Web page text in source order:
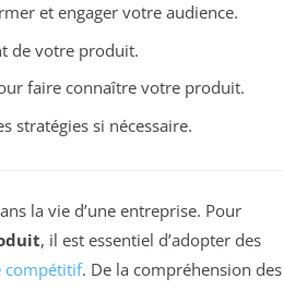
et engager votre audience.
de votre produit.
faire connaître votre produit.
stratégies si nécessaire.
la vie d’une entreprise. Pour
, il est essentiel d’adopter des
compétitif. De la compréhension des